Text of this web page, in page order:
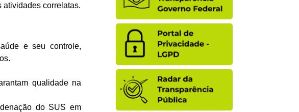
atividades correlatas.
e seu controle,
qualidade na
do SUS em